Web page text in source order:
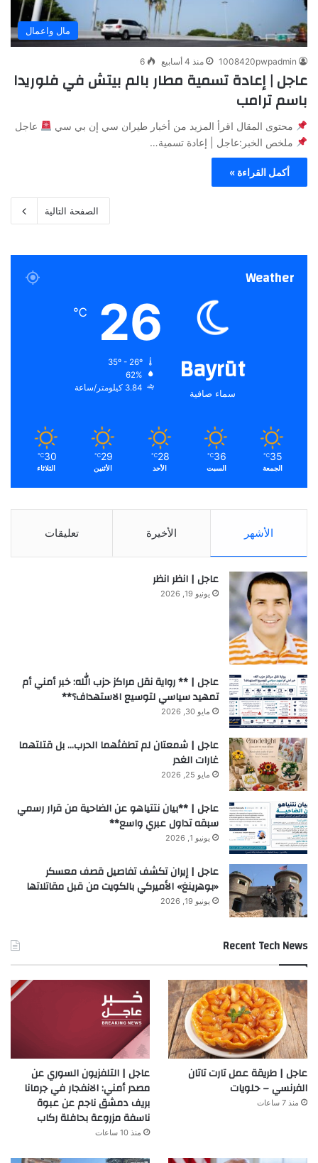
مال واعمال
1008420pwpadmin منذ 4 أسابيع 6
عاجل | إعادة تسمية مطار بالم بيتش في فلوريدا
باسم ترامب
محتوى المقال اقرأ المزيد من أخبار طيران سي إن بي سي
عاجل
ملخص الخبر:عاجل | إعادة تسمية…
أكمل القراءة »
الصفحة التالية
Weather
Bayrūt
سماء صافية
26
℃
62%
3.84 كيلومتر/ساعة
35
℃
الجمعة
36
℃
السبت
28
℃
الأحد
29
℃
الأثنين
30
℃
الثلاثاء
الأشهر الأخيرة تعليقات
عاجل | انظر انظر
يونيو 19, 2026
عاجل | ** رواية نقل مراكز حزب الله: خبر أمني أم
تمهيد سياسي لتوسيع الاستهداف؟**
مايو 30, 2026
عاجل | شمعتان لم تطفئهما الحرب… بل قتلتهما
غارات الغدر
مايو 25, 2026
عاجل | **بيان نتتياهو عن الضاحية من قرار رسمي
سبقه تداول عبري واسع**
يونيو 1, 2026
عاجل | إيران تكشف تفاصيل قصف معسكر
«بوهرينغ» الأميركي بالكويت من قبل مقاتلاتها
يونيو 19, 2026
Recent Tech News
عاجل | طريقة عمل تارت تاتان
الفرنسي – حلويات
منذ 7 ساعات
عاجل | التلفزيون السوري عن
مصدر أمني: الانفجار في جرمانا
بريف دمشق ناجم عن عبوة
ناسفة مزروعة بحافلة ركاب
منذ 10 ساعات